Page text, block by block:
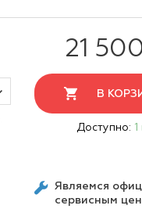
21
В
Доступно: 1
Являемся
сервисным